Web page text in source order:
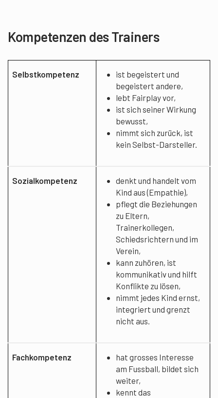
Kompetenzen des Trainers
Selbstkompetenz
ist begeistert und
begeistert andere,
lebt Fairplay vor,
ist sich seiner Wirkung
bewusst,
nimmt sich zurück, ist
kein Selbst-Darsteller.
Sozialkompetenz
denkt und handelt vom
Kind aus (Empathie),
pflegt die Beziehungen
zu Eltern,
Trainerkollegen,
Schiedsrichtern und im
Verein,
kann zuhören, ist
kommunikativ und hilft
Konflikte zu lösen,
nimmt jedes Kind ernst,
integriert und grenzt
nicht aus.
Fachkompetenz
hat grosses Interesse
am Fussball, bildet sich
weiter,
kennt das